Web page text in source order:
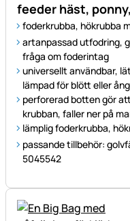
feeder häst,
foderkrubba, hökrubba
artanpassad utfodring,
fråga om foderintag
universellt användbar,
lämpad för blött eller
perforerad botten gör
krubban, faller ner på
lämplig foderkrubba,
passande tillbehör:
5045542